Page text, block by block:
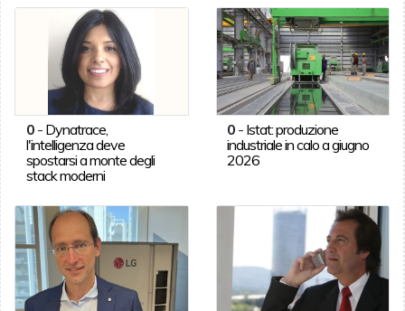
0- Dynatrace,
l'intelligenza deve
spostarsi a monte degli
stack moderni
0 - Istat: produzione
industriale in calo a giugno
2026